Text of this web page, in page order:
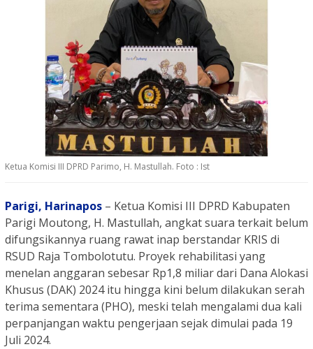
Ketua Komisi III DPRD Parimo, H. Mastullah. Foto : Ist
Parigi, Harinapos – Ketua Komisi III DPRD Kabupaten
Parigi Moutong, H. Mastullah, angkat suara terkait belum
difungsikannya ruang rawat inap berstandar KRIS di
RSUD Raja Tombolotutu. Proyek rehabilitasi yang
menelan anggaran sebesar Rp1,8 miliar dari Dana Alokasi
Khusus (DAK) 2024 itu hingga kini belum dilakukan serah
terima sementara (PHO), meski telah mengalami dua kali
perpanjangan waktu pengerjaan sejak dimulai pada 19
Juli 2024.